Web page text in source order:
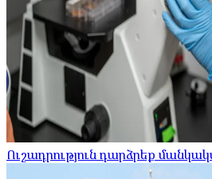
Ուշադրություն դարձրեք